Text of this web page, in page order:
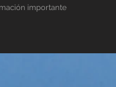
importante